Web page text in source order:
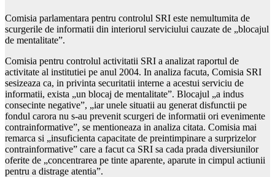
Comisia parlamentara pentru controlul SRI este nemultumita de
scurgerile de informatii din interiorul serviciului cauzate de „blocajul
de mentalitate”.
Comisia pentru controlul activitatii SRI a analizat raportul de
activitate al institutiei pe anul 2004. In analiza facuta, Comisia SRI
sesizeaza ca, in privinta securitatii interne a acestui serviciu de
informatii, exista „un blocaj de mentalitate”. Blocajul „a indus
consecinte negative”, „iar unele situatii au generat disfunctii pe
fondul carora nu s-au prevenit scurgeri de informatii ori evenimente
contrainformative”, se mentioneaza in analiza citata. Comisia mai
remarca si „insuficienta capacitate de preintimpinare a surprizelor
contrainformative” care a facut ca SRI sa cada prada diversiunilor
oferite de „concentrarea pe tinte aparente, aparute in cimpul actiunii
pentru a distrage atentia”.